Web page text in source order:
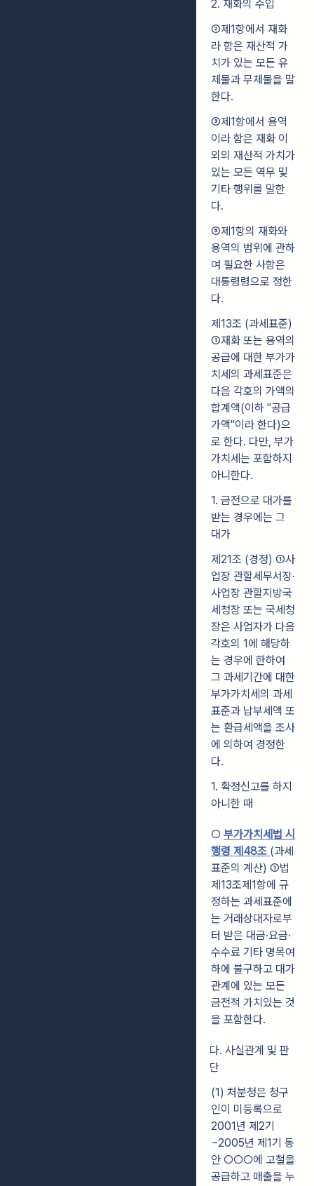
2. 재화의 수입
②제1항에서 재화
라 함은 재산적 가
치가 있는 모든 유
체물과 무체물을 말
한다.
③제1항에서 용역
이라 함은 재화 이
외의 재산적 가치가
있는 모든 역무 및
기타 행위를 말한
다.
⑤제1항의 재화와
용역의 범위에 관하
여 필요한 사항은
대통령령으로 정한
다.
제13조 (과세표준)
①재화 또는 용역의
공급에 대한 부가가
치세의 과세표준은
다음 각호의 가액의
합계액(이하 "공급
가액"이라 한다)으
로 한다. 다만, 부가
가치세는 포함하지
아니한다.
1. 금전으로 대가를
받는 경우에는 그
대가
제21조 (경정) ①사
업장 관할세무서장·
사업장 관할지방국
세청장 또는 국세청
장은 사업자가 다음
각호의 1에 해당하
는 경우에 한하여
그 과세기간에 대한
부가가치세의 과세
표준과 납부세액 또
는 환급세액을 조사
에 의하여 경정한
다.
1. 확정신고를 하지
아니한 때
○ 부가가치세법 시
행령 제48조 (과세
표준의 계산) ①법
제13조제1항에 규
정하는 과세표준에
는 거래상대자로부
터 받은 대금·요금·
수수료 기타 명목여
하에 불구하고 대가
관계에 있는 모든
금전적 가치있는 것
을 포함한다.
다. 사실관계 및 판
단
(1) 처분청은 청구
인이 미등록으로
2001년 제2기
~2005년 제1기 동
안 ○○○에 고철을
공급하고 매출을 누